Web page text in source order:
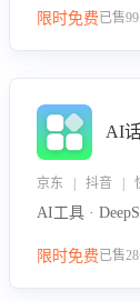
限时免费已售
AI
京东 | 抖音 |
AI工具 ·
限时免费已售